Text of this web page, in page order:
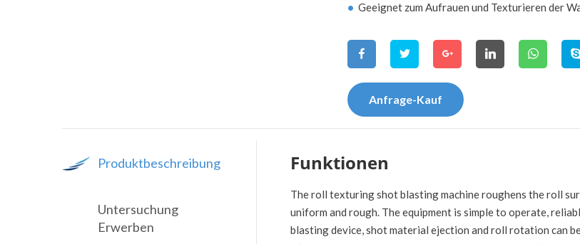
• Geeignet zum Aufrauen und Texturieren der
Anfrage-Kauf
Produktbeschreibung
Untersuchung
Erwerben
Funktionen
The roll texturing shot blasting machine roughens the roll
uniform and rough. The equipment is simple to operate,
blasting device, shot material ejection and roll rotation can